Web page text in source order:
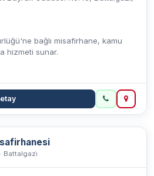
bağlı misafirhane, kamu
hizmeti sunar.
Battalgazi̇